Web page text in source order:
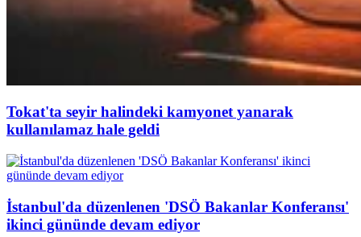
Tokat'ta seyir halindeki kamyonet yanarak
kullanılamaz hale geldi
İstanbul'da düzenlenen 'DSÖ Bakanlar Konferansı'
ikinci gününde devam ediyor